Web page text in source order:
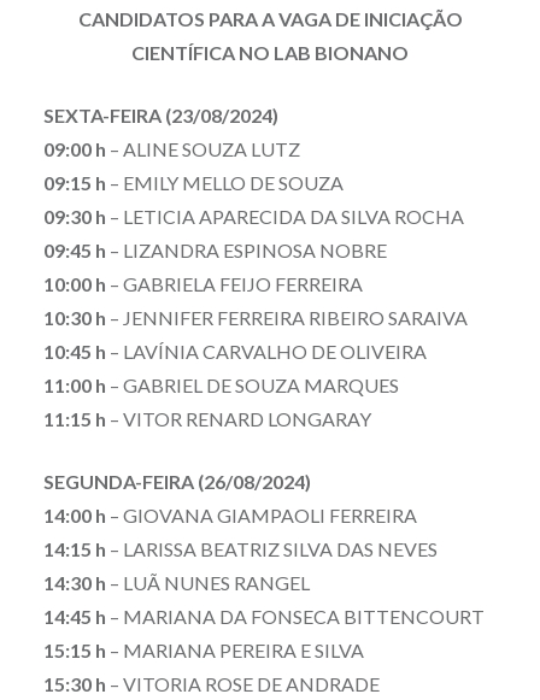
CANDIDATOS PARA A VAGA DE INICIAÇÃO
CIENTÍFICA NO LAB BIONANO
SEXTA-FEIRA (23/08/2024)
09:00 h – ALINE SOUZA LUTZ
09:15 h – EMILY MELLO DE SOUZA
09:30 h – LETICIA APARECIDA DA SILVA ROCHA
09:45 h – LIZANDRA ESPINOSA NOBRE
10:00 h – GABRIELA FEIJO FERREIRA
10:30 h – JENNIFER FERREIRA RIBEIRO SARAIVA
10:45 h – LAVÍNIA CARVALHO DE OLIVEIRA
11:00 h – GABRIEL DE SOUZA MARQUES
11:15 h – VITOR RENARD LONGARAY
SEGUNDA-FEIRA (26/08/2024)
14:00 h – GIOVANA GIAMPAOLI FERREIRA
14:15 h – LARISSA BEATRIZ SILVA DAS NEVES
14:30 h – LUÃ NUNES RANGEL
14:45 h – MARIANA DA FONSECA BITTENCOURT
15:15 h – MARIANA PEREIRA E SILVA
15:30 h – VITORIA ROSE DE ANDRADE